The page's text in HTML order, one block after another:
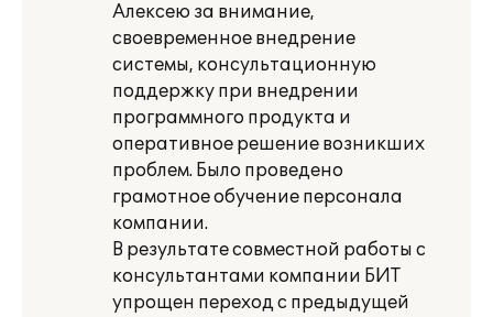
Алексею за внимание,
своевременное внедрение
системы, консультационную
поддержку при внедрении
программного продукта и
оперативное решение возникших
проблем. Было проведено
грамотное обучение персонала
компании.
В результате совместной работы с
консультантами компании БИТ
упрощен переход с предыдущей